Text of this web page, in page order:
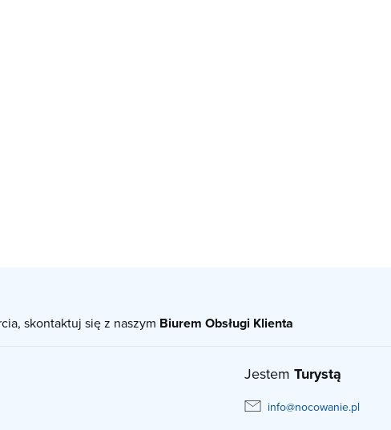
skontaktuj się z naszym Biurem Obsługi Klienta
Jestem Turystą
info@nocowanie.pl